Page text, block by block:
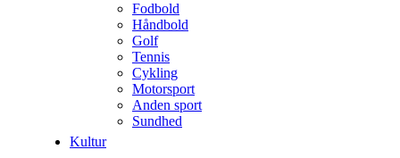
Fodbold
Håndbold
Golf
Tennis
Cykling
Motorsport
Anden sport
Sundhed
Kultur